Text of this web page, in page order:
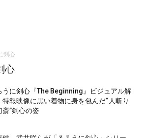
剣心
心
うに剣心『The Beginning』ビジュアル解
特報映像に黒い着物に身を包んだ“人斬り
斎”剣心の姿